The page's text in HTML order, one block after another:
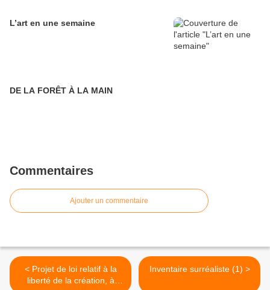
L’art en une semaine
DE LA FORÊT À LA MAIN
Commentaires
Ajouter un commentaire
< Projet de loi relatif à la
liberté de la création, à
Inventaire surréaliste (1) >